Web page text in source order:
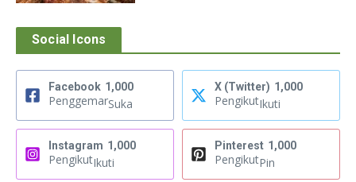
Social Icons
Facebook 1,000
PenggemarSuka
X (Twitter) 1,000
PengikutIkuti
Instagram 1,000
PengikutIkuti
Pinterest 1,000
PengikutPin